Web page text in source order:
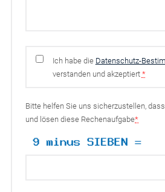
Ich habe die Datenschutz-
verstanden und akzeptiert *
Bitte helfen Sie uns sicherzustellen,
und lösen diese Rechenaufgabe*